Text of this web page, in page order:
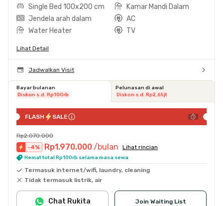
Single Bed 100x200 cm
Kamar Mandi Dalam
Jendela arah dalam
AC
Water Heater
TV
Lihat Detail
Jadwalkan Visit
Bayar bulanan
Diskon s.d. Rp100rb
Pelunasan di awal
Diskon s.d. Rp2,65jt
FLASH SALE
Rp2.070.000
-4% Rp1.970.000 /bulan Lihat rincian
Hemat total Rp100rb selama masa sewa
Termasuk internet/wifi, laundry, cleaning
Tidak termasuk listrik, air
Join Waiting List
Chat Rukita